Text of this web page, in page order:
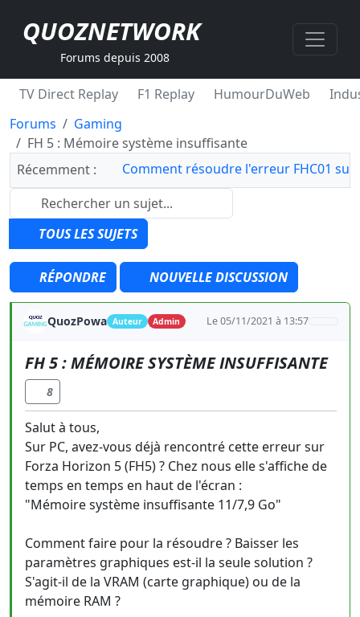
QUOZNETWORK
Forums depuis 2008
TV Direct Replay F1 Replay HumourDuWeb
Forums
Gaming
FH 5 : Mémoire système insuffisante
Récemment :
Comment résoudre l'erreur FHC01 sur
TOUS LES SUJETS
RÉPONDRE NOUVELLE DISCUSSION
QuozPowa Auteur Admin Le 05/11/2021 à 13:57
FH 5 : MÉMOIRE SYSTÈME INSUFFISANTE
8
Salut à tous,
Sur PC, avez-vous déjà rencontré cette erreur sur
Forza Horizon 5 (FH5) ? Chez nous elle s'affiche de
temps en temps en haut de l'écran :
"Mémoire système insuffisante 11/7,9 Go"
Comment faire pour la résoudre ? Baisser les
paramètres graphiques est-il la seule solution ?
S'agit-il de la VRAM (carte graphique) ou de la
mémoire RAM ?